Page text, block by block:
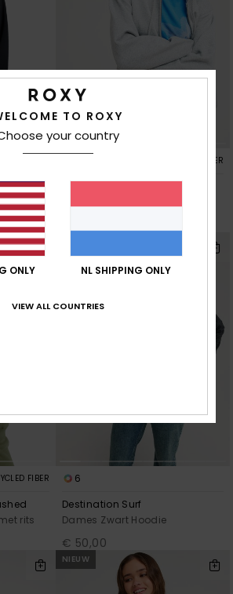
rits
RECYCLED FIBER
FIBER
rits
6
Destination Surf
Dames Zwart Hoodie
€ 50,00
NIEUW
TO ROXY
your country
ONLY NL SHIPPING ONLY
VIEW ALL COUNTRIES